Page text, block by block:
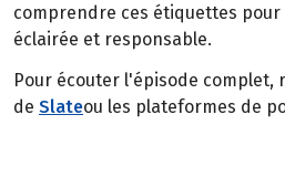
comprendre ces étiquettes
éclairée et responsable.
Pour écouter l'épisode complet,
de Slateou les plateformes de